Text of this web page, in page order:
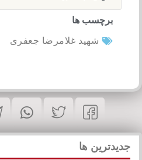
برچسب ها
شهید غلامرضا جعفری
جدیدترین ها